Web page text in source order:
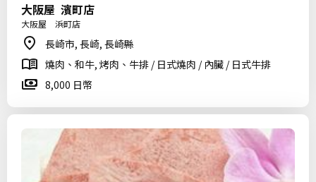
大阪屋 濱町店
大阪屋 浜町店
長崎市, 長崎, 長崎縣
燒肉、和牛, 烤肉、牛排 / 日式燒肉 / 內臟 / 日式牛排
8,000 日幣